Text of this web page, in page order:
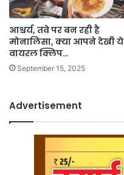
आश्चर्य, तवे पर बन रही है
मोनालिसा, क्या आपने देखी ये
वायरल क्लिप…
September 15, 2025
Advertisement